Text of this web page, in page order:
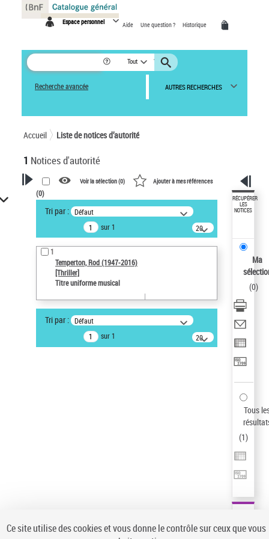
Espace personnel Aide Une question ? Historique
Tout
Recherche avancée AUTRES RECHERCHES
Accueil Liste de notices d’autorité
1 Notices d'autorité
VOTRE RECHERCHE
Recherche avancée dans les
notices d’autorité
Œuvres liées à l'auteur :
Temperton, Rod (1947-2016)
Statut de la notice d’autorité
Notice élémentaire
Type de notice d'autorité
Voir la sélection (0) Ajouter à mes références
(0)
Tri par : Défaut
sur 1
20
résultats/page
1
Temperton, Rod (1947-2016)
[Thriller]
Titre uniforme musical
Tri par : Défaut
sur 1
20
résultats/page
RÉCUPÉRER
LES
NOTICES
Ma
(0)
Tous
(1)
Panneau de gestion des cookies
Ce site utilise des cookies et vous donne le contrôle sur ceux que vous